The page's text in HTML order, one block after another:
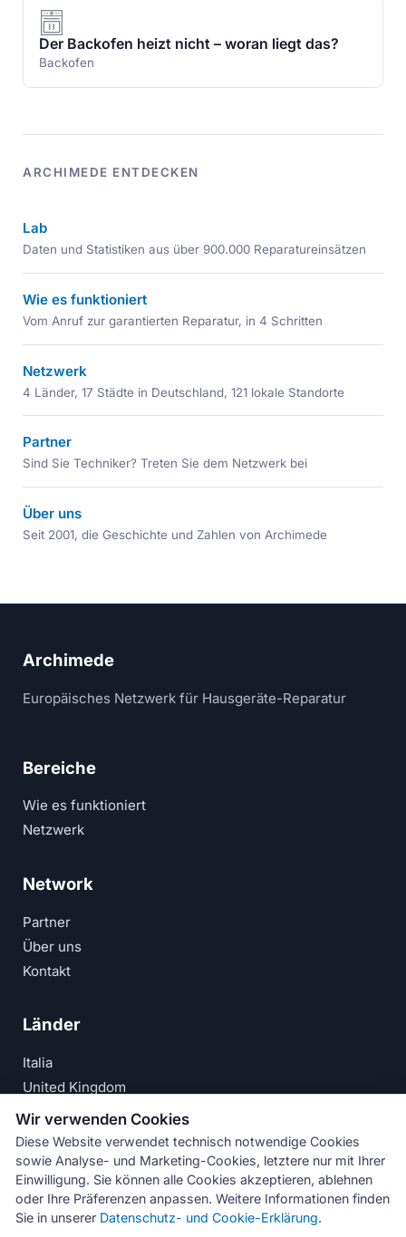
Der Backofen heizt nicht – woran liegt das?
Backofen
ARCHIMEDE ENTDECKEN
Lab
Daten und Statistiken aus über 900.000 Reparatureinsätzen
Wie es funktioniert
Vom Anruf zur garantierten Reparatur, in 4 Schritten
Netzwerk
4 Länder, 17 Städte in Deutschland, 121 lokale Standorte
Partner
Sind Sie Techniker? Treten Sie dem Netzwerk bei
Über uns
Seit 2001, die Geschichte und Zahlen von Archimede
Archimede
Europäisches Netzwerk für Hausgeräte-Reparatur
Bereiche
Wie es funktioniert
Netzwerk
Network
Partner
Über uns
Kontakt
Länder
Italia
United Kingdom
Deutschland
España
© Numeri Primi Srl — USt-IdNr. IT11621120960 ·
Impressum·Datenschutzerklärung
Wir verwenden Cookies
Diese Website verwendet technisch notwendige Cookies
sowie Analyse- und Marketing-Cookies, letztere nur mit Ihrer
Einwilligung. Sie können alle Cookies akzeptieren, ablehnen
oder Ihre Präferenzen anpassen. Weitere Informationen finden
Sie in unserer Datenschutz- und Cookie-Erklärung.